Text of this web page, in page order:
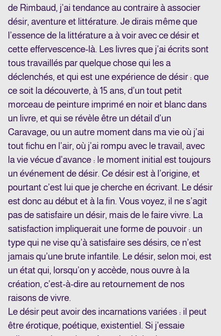
de Rimbaud, j’ai tendance au contraire à associer
désir, aventure et littérature. Je dirais même que
l’essence de la littérature a à voir avec ce désir et
cette effervescence-là. Les livres que j’ai écrits sont
tous travaillés par quelque chose qui les a
déclenchés, et qui est une expérience de désir : que
ce soit la découverte, à 15 ans, d’un tout petit
morceau de peinture imprimé en noir et blanc dans
un livre, et qui se révèle être un détail d’un
Caravage, ou un autre moment dans ma vie où j’ai
tout fichu en l’air, où j’ai rompu avec le travail, avec
la vie vécue d’avance : le moment initial est toujours
un événement de désir. Ce désir est à l’origine, et
pourtant c’est lui que je cherche en écrivant. Le désir
est donc au début et à la fin. Vous voyez, il ne s’agit
pas de satisfaire un désir, mais de le faire vivre. La
satisfaction impliquerait une forme de pouvoir : un
type qui ne vise qu’à satisfaire ses désirs, ce n’est
jamais qu’une brute infantile. Le désir, selon moi, est
un état qui, lorsqu’on y accède, nous ouvre à la
création, c’est-à-dire au retournement de nos
raisons de vivre.
Le désir peut avoir des incarnations variées : il peut
être érotique, poétique, existentiel. Si j’essaie